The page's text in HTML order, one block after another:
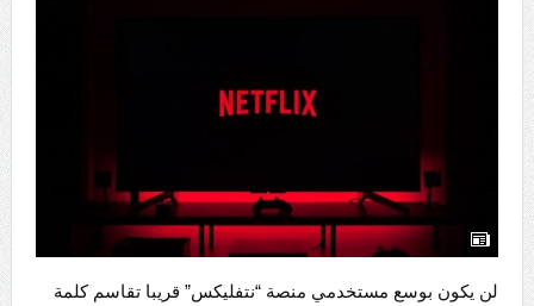
لن يكون بوسع مستخدمي منصة “نتفليكس” قريبا تقاسم كلمة